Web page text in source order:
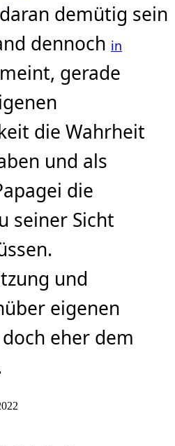
demütig sein
dennoch in
meint, gerade
die Wahrheit
und als
die
seiner Sicht
und
eigenen
eher dem